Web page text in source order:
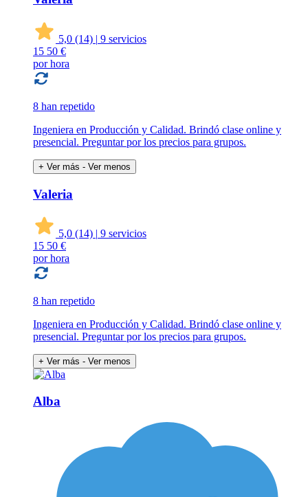
5,0 (14) | 9 servicios
15 50 €
por hora
8 han repetido
Ingeniera en Producción y Calidad. Brindó clase online y
presencial. Preguntar por los precios para grupos.
+ Ver más - Ver menos
Valeria
5,0 (14) | 9 servicios
15 50 €
por hora
8 han repetido
Ingeniera en Producción y Calidad. Brindó clase online y
presencial. Preguntar por los precios para grupos.
+ Ver más - Ver menos
Alba